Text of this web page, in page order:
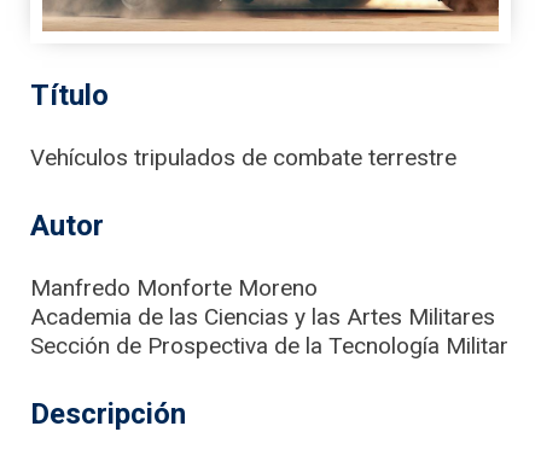
Título
Vehículos tripulados de combate terrestre
Autor
Manfredo Monforte Moreno
Academia de las Ciencias y las Artes Militares
Sección de Prospectiva de la Tecnología Militar
Descripción